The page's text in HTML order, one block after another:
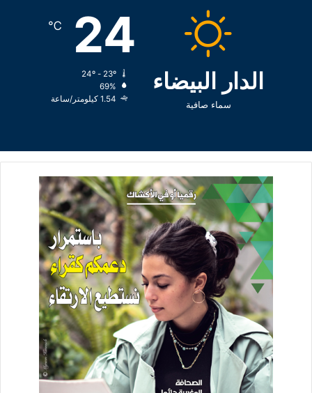
الدار البيضاء
سماء صافية
24
℃
69%
1.54 كيلومتر/ساعة